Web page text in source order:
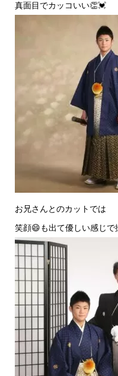
真面目でカッコいい👏💓
お兄さんとのカットでは
笑顔😄も出て優しい感じで